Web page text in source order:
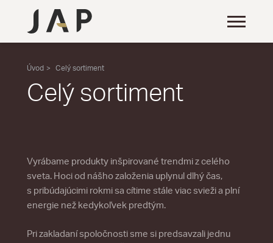
Úvod Celý sortiment
Celý sortiment
Vyrábame produkty inšpirované trendmi z celého
sveta. Hoci od nášho založenia uplynul dlhý čas,
s pribúdajúcimi rokmi sa cítime stále viac svieži a plní
energie než kedykoľvek predtým.
Pri zakladaní spoločnosti sme si predsavzali jednu